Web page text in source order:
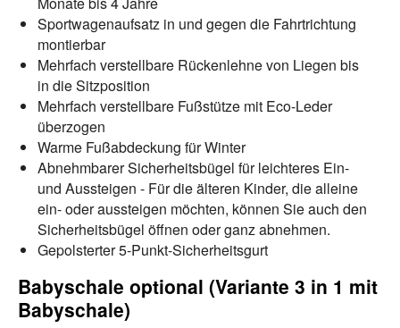
Sportwagenaufsatz in und gegen die Fahrtrichtung
montierbar
Mehrfach verstellbare Rückenlehne von Liegen bis
in die Sitzposition
Mehrfach verstellbare Fußstütze mit Eco-Leder
überzogen
Warme Fußabdeckung für Winter
Abnehmbarer Sicherheitsbügel für leichteres Ein-
und Aussteigen - Für die älteren Kinder, die alleine
ein- oder aussteigen möchten, können Sie auch den
Sicherheitsbügel öffnen oder ganz abnehmen.
Gepolsterter 5-Punkt-Sicherheitsgurt
Babyschale optional (Variante 3 in 1 mit
Babyschale)